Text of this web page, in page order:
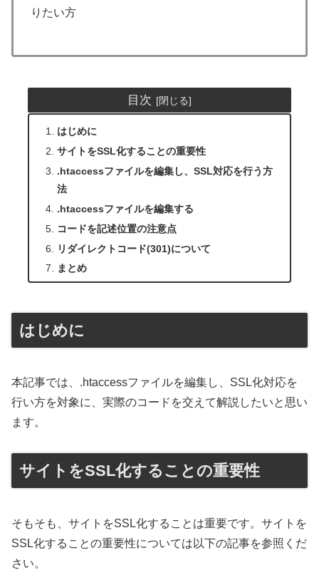
りたい方
目次
はじめに
サイトをSSL化することの重要性
.htaccessファイルを編集し、SSL対応を行う方
法
.htaccessファイルを編集する
コードを記述位置の注意点
リダイレクトコード(301)について
まとめ
はじめに
本記事では、.htaccessファイルを編集し、SSL化対応を
行い方を対象に、実際のコードを交えて解説したいと思い
ます。
サイトをSSL化することの重要性
そもそも、サイトをSSL化することは重要です。サイトを
SSL化することの重要性については以下の記事を参照くだ
さい。